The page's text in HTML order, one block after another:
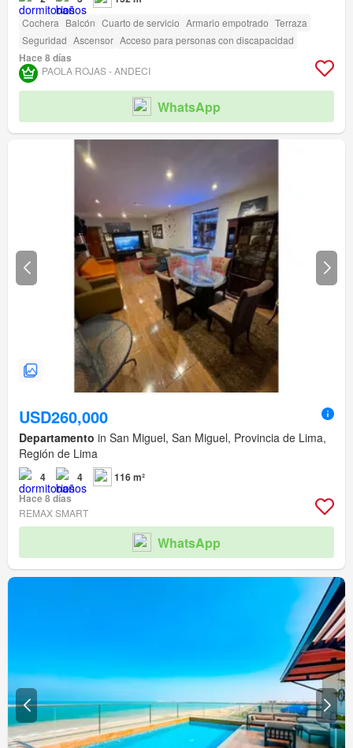
Cochera Balcón Cuarto de servicio Armario empotrado Terraza
Seguridad Ascensor Acceso para personas con discapacidad
Hace 8 días
PAOLA ROJAS - ANDECI
WhatsApp
USD260,000
Departamento in San Miguel, San Miguel, Provincia de Lima,
Región de Lima
4 4
116 m²
Hace 8 días
REMAX SMART
WhatsApp